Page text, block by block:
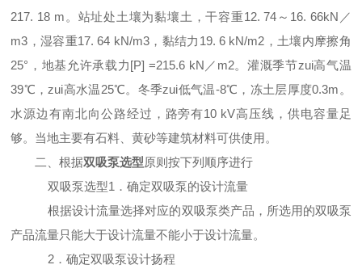
217. 18 m 。站址处土壤为黏壤土，干容重12. 74 ～ 16. 66kN ／
m3 ，湿容重17. 64 kN/m3，黏结力 19. 6 kN/m2 ，土壤内摩擦角
25°，地基允许承载力[P] =215.6 kN ／ m2。灌溉季节zui高气温
39℃，zui高水温25℃。冬季zui低气温-8℃，冻土层厚度0.3m 。
水源边有南北向公路经过，路旁有10 kV高压线，供电容量足
够。当地主要有石料、黄砂等建筑材料可供使用。
二、根据双吸泵选型原则按下列顺序进行
双吸泵选型1 ．确定双吸泵的设计流量
根据设计流量选择对应的双吸泵类产品，所选用的双吸泵
产品流量只能大于设计流量不能小于设计流量。
2 ．确定双吸泵设计扬程